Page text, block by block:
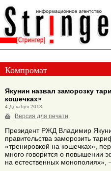
Компромат
Якунин назвал заморозку
кошечках»
4 Декабря 2013
Версия для печати
Президент РЖД Владимир
правительства заморозить
«тренировкой на кошечках»,
много говорится о повышении
на естественных монополиях»,